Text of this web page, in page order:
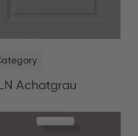
Achatgrau